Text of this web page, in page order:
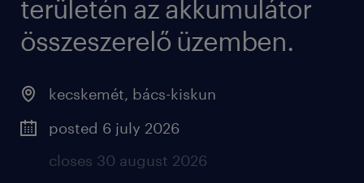
területén az akkumulátor
összeszerelő üzemben.
kecskemét, bács-kiskun
posted 6 july 2026
closes 30 august 2026